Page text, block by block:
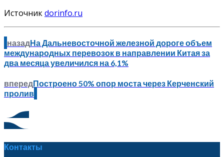
Источникdorinfo.ru
назадНа Дальневосточной железной дороге объем
международных перевозок в направлении Китая за
два месяца увеличился на 6,1%
впередПостроено 50% опор моста через Керченский
пролив
Контакты